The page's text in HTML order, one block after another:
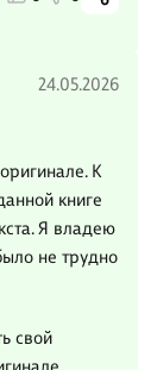
24.05.2026
К
книге
Я владею
не трудно
свой